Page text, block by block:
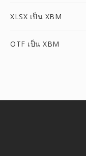
XLSX เป็น XBM
OTF เป็น XBM